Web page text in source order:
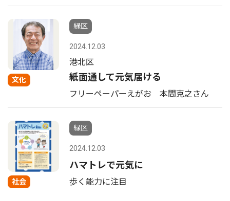
文化
緑区
2024.12.03
港北区
紙面通して元気届ける
フリーペーパーえがお 本間克之さん
社会
緑区
2024.12.03
ハマトレで元気に
歩く能力に注目